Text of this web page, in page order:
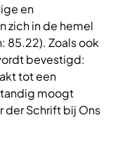
en
zich in de hemel
85.22). Zoals ook
bevestigd:
tot een
moogt
der Schrift bij Ons